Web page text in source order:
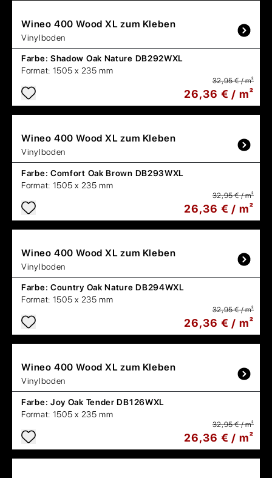
Wineo 400 Wood XL zum Kleben
Vinylboden
Farbe: Shadow Oak Nature DB292WXL
Format: 1505 x 235 mm
32,95 € / m²
26,36 € / m²
Wineo 400 Wood XL zum Kleben
Vinylboden
Farbe: Comfort Oak Brown DB293WXL
Format: 1505 x 235 mm
32,95 € / m²
26,36 € / m²
Wineo 400 Wood XL zum Kleben
Vinylboden
Farbe: Country Oak Nature DB294WXL
Format: 1505 x 235 mm
32,95 € / m²
26,36 € / m²
Wineo 400 Wood XL zum Kleben
Vinylboden
Farbe: Joy Oak Tender DB126WXL
Format: 1505 x 235 mm
32,95 € / m²
26,36 € / m²